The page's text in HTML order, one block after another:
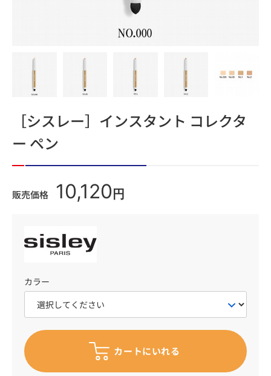
［シスレー］インスタント コレクタ
ー ペン
販売価格 10,120 円
カラー